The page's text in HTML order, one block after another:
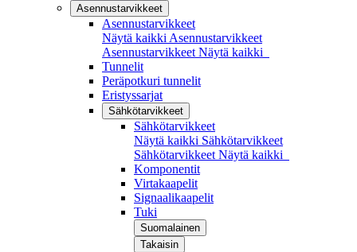
Asennustarvikkeet
Asennustarvikkeet
Näytä kaikki Asennustarvikkeet
Asennustarvikkeet Näytä kaikki
Tunnelit
Peräpotkuri tunnelit
Eristyssarjat
Sähkötarvikkeet
Sähkötarvikkeet
Näytä kaikki Sähkötarvikkeet
Sähkötarvikkeet Näytä kaikki
Komponentit
Virtakaapelit
Signaalikaapelit
Tuki
Suomalainen
Takaisin